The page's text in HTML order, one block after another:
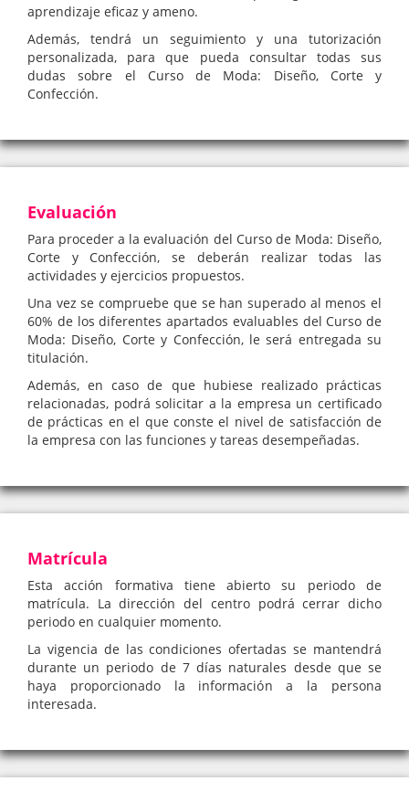
aprendizaje eficaz y ameno.
Además, tendrá un seguimiento y una tutorización
personalizada, para que pueda consultar todas sus
dudas sobre el Curso de Moda: Diseño, Corte y
Confección.
Evaluación
Para proceder a la evaluación del Curso de Moda: Diseño,
Corte y Confección, se deberán realizar todas las
actividades y ejercicios propuestos.
Una vez se compruebe que se han superado al menos el
60% de los diferentes apartados evaluables del Curso de
Moda: Diseño, Corte y Confección, le será entregada su
titulación.
Además, en caso de que hubiese realizado prácticas
relacionadas, podrá solicitar a la empresa un certificado
de prácticas en el que conste el nivel de satisfacción de
la empresa con las funciones y tareas desempeñadas.
Matrícula
Esta acción formativa tiene abierto su periodo de
matrícula. La dirección del centro podrá cerrar dicho
periodo en cualquier momento.
La vigencia de las condiciones ofertadas se mantendrá
durante un periodo de 7 días naturales desde que se
haya proporcionado la información a la persona
interesada.